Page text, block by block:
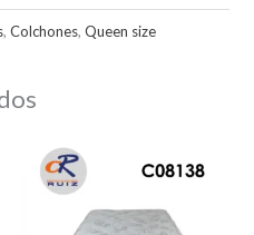
,Colchones,Queen size